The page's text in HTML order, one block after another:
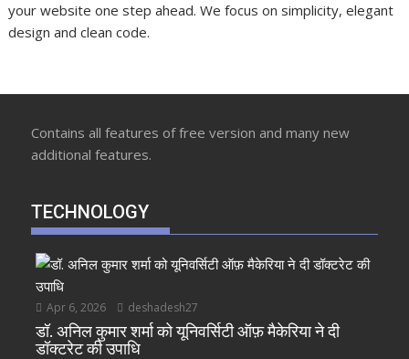
your website one step ahead. We focus on simplicity, elegant
design and clean code.
Contains all features of free version and many new
additional features.
TECHNOLOGY
Apr 6, 2026 deshadesh27
डॉ. अनिल कुमार शर्मा को यूनिवर्सिटी ऑफ़ मैकेरिया ने दी
डॉक्टरेट की उपाधि